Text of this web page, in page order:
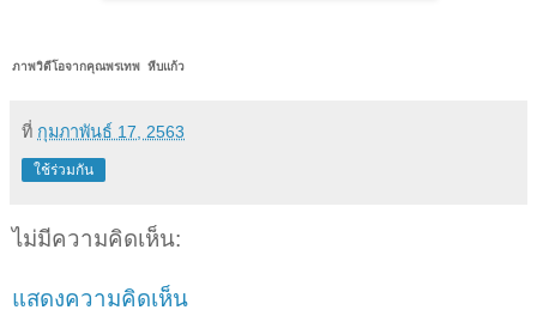
ภาพวิดีโอจากคุณพรเทพ  หีบแก้ว
ที่ กุมภาพันธ์ 17, 2563
ใช้ร่วมกัน
ไม่มีความคิดเห็น:
แสดงความคิดเห็น